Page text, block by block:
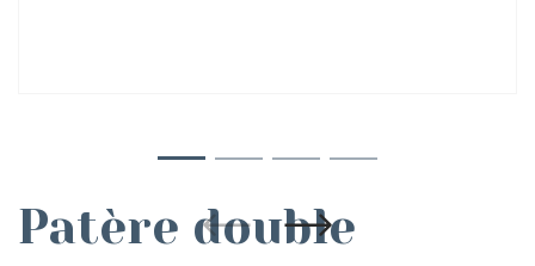
Patère double